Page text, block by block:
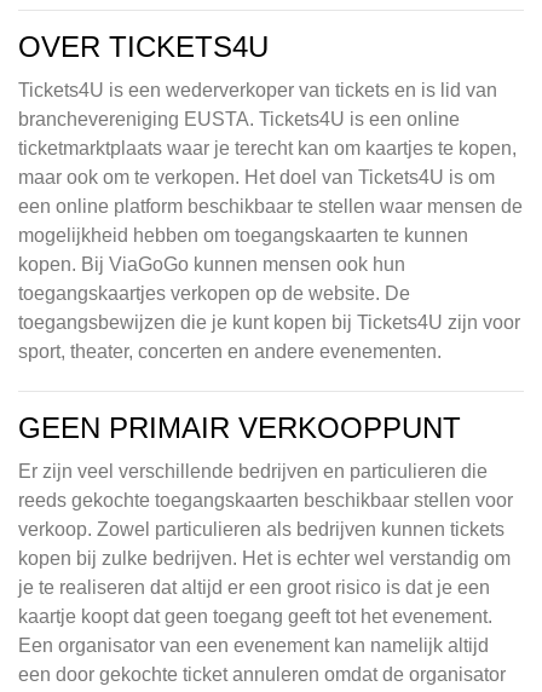
OVER TICKETS4U
Tickets4U is een wederverkoper van tickets en is lid van
branchevereniging EUSTA. Tickets4U is een online
ticketmarktplaats waar je terecht kan om kaartjes te kopen,
maar ook om te verkopen. Het doel van Tickets4U is om
een online platform beschikbaar te stellen waar mensen de
mogelijkheid hebben om toegangskaarten te kunnen
kopen. Bij ViaGoGo kunnen mensen ook hun
toegangskaartjes verkopen op de website. De
toegangsbewijzen die je kunt kopen bij Tickets4U zijn voor
sport, theater, concerten en andere evenementen.
GEEN PRIMAIR VERKOOPPUNT
Er zijn veel verschillende bedrijven en particulieren die
reeds gekochte toegangskaarten beschikbaar stellen voor
verkoop. Zowel particulieren als bedrijven kunnen tickets
kopen bij zulke bedrijven. Het is echter wel verstandig om
je te realiseren dat altijd er een groot risico is dat je een
kaartje koopt dat geen toegang geeft tot het evenement.
Een organisator van een evenement kan namelijk altijd
een door gekochte ticket annuleren omdat de organisator